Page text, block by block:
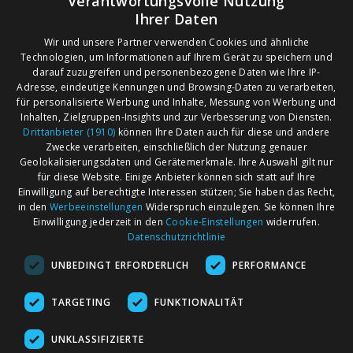
AGB
Impressum
Kontakt
Märkte nach Bundesländern
Märkte nach PLZ
Märkte nach Umkreis
Flohmarkt
Ihrer Daten
Wir und unsere Partner verwenden Cookies und ähnliche
Technologien, um Informationen auf Ihrem Gerät zu speichern und
darauf zuzugreifen und personenbezogene Daten wie Ihre IP-
Adresse, eindeutige Kennungen und Browsing-Daten zu verarbeiten,
für personalisierte Werbung und Inhalte, Messung von Werbung und
Inhalten, Zielgruppen-Insights und zur Verbesserung von Diensten.
Drittanbieter (1910) können Ihre Daten auch für diese und andere
Zwecke verarbeiten, einschließlich der Nutzung genauer
Geolokalisierungsdaten und Gerätemerkmale. Ihre Auswahl gilt nur
für diese Website. Einige Anbieter können sich statt auf Ihre
Einwilligung auf berechtigte Interessen stützen; Sie haben das Recht,
in den Werbeeinstellungen Widerspruch einzulegen. Sie können Ihre
Einwilligung jederzeit in den Cookie-Einstellungen widerrufen.
Datenschutzrichtlinie
UNBEDINGT ERFORDERLICH PERFORMANCE
TARGETING FUNKTIONALITÄT
UNKLASSIFIZIERTE